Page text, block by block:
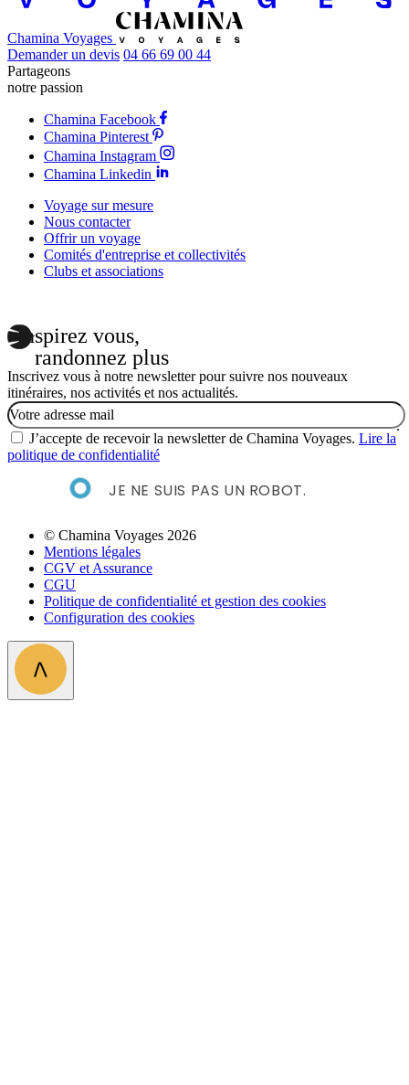
Chamina Voyages
Demander un devis 04 66 69 00 44
Partageons
notre passion
Chamina Facebook
Chamina Pinterest
Chamina Instagram
Chamina Linkedin
Voyage sur mesure
Nous contacter
Offrir un voyage
Comités d'entreprise et collectivités
Clubs et associations
Inspirez vous,
randonnez plus
Inscrivez vous à notre newsletter pour suivre nos nouveaux
itinéraires, nos activités et nos actualités.
Email
J’accepte de recevoir la newsletter de Chamina Voyages. Lire la
politique de confidentialité
JE NE SUIS PAS UN ROBOT.
© Chamina Voyages 2026
Mentions légales
CGV et Assurance
CGU
Politique de confidentialité et gestion des cookies
Configuration des cookies